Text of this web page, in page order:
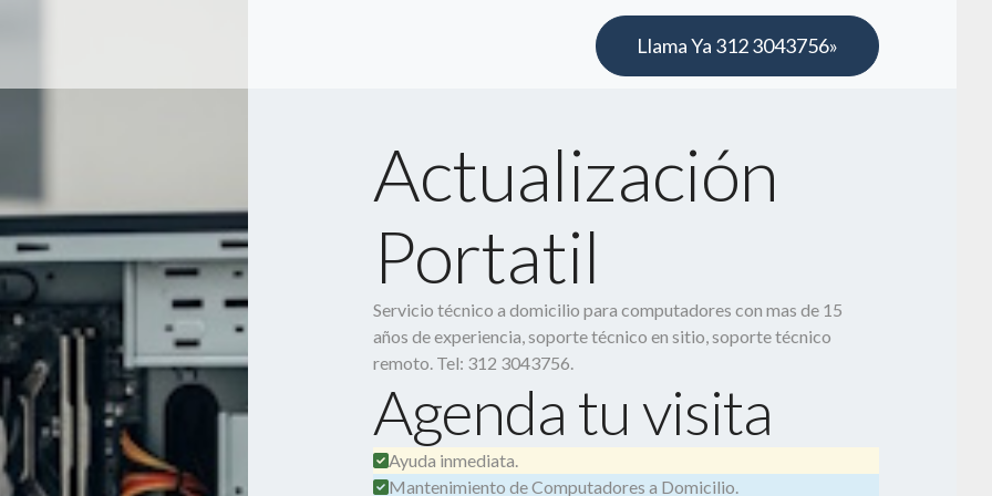
Llama Ya 312 3043756»
Actualización
Portatil
Servicio técnico a domicilio para computadores con mas de 15
años de experiencia, soporte técnico en sitio, soporte técnico
remoto. Tel: 312 3043756.
Agenda tu visita
Ayuda inmediata.
Mantenimiento de Computadores a Domicilio.